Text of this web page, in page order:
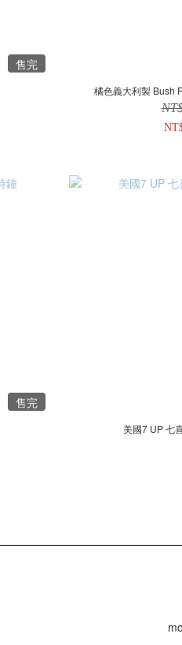
售完
橘色義大利製 Bush
售完
美國7 UP 七